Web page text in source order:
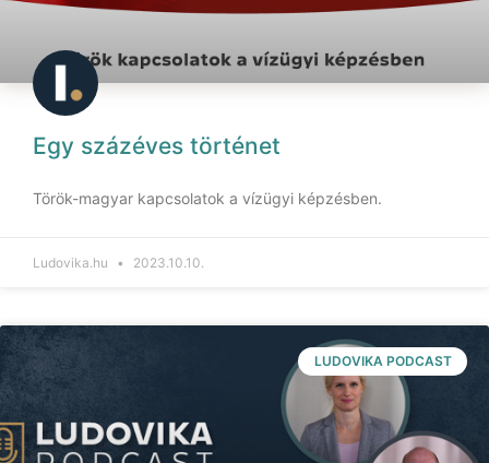
Egy százéves történet
Török-magyar kapcsolatok a vízügyi képzésben.
Ludovika.hu 2023.10.10.
LUDOVIKA PODCAST